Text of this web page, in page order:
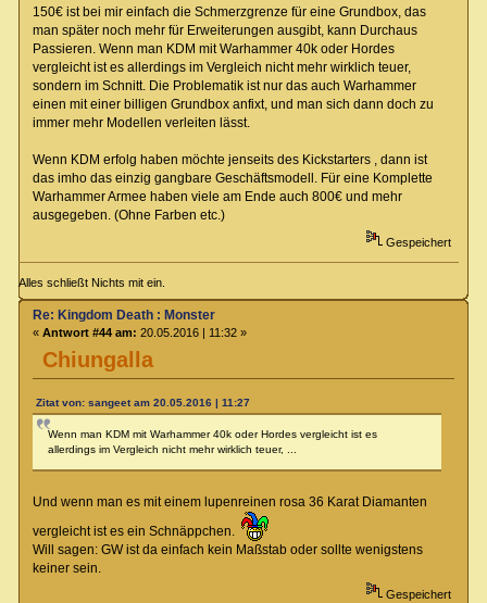
150€ ist bei mir einfach die Schmerzgrenze für eine Grundbox, das
man später noch mehr für Erweiterungen ausgibt, kann Durchaus
Passieren. Wenn man KDM mit Warhammer 40k oder Hordes
vergleicht ist es allerdings im Vergleich nicht mehr wirklich teuer,
sondern im Schnitt. Die Problematik ist nur das auch Warhammer
einen mit einer billigen Grundbox anfixt, und man sich dann doch zu
immer mehr Modellen verleiten lässt.
Wenn KDM erfolg haben möchte jenseits des Kickstarters , dann ist
das imho das einzig gangbare Geschäftsmodell. Für eine Komplette
Warhammer Armee haben viele am Ende auch 800€ und mehr
ausgegeben. (Ohne Farben etc.)
Gespeichert
Alles schließt Nichts mit ein.
Chiungalla
Re: Kingdom Death : Monster
« Antwort #44 am: 20.05.2016 | 11:32 »
Zitat von: sangeet am 20.05.2016 | 11:27
Wenn man KDM mit Warhammer 40k oder Hordes vergleicht ist es
allerdings im Vergleich nicht mehr wirklich teuer, ...
Und wenn man es mit einem lupenreinen rosa 36 Karat Diamanten
vergleicht ist es ein Schnäppchen.
Will sagen: GW ist da einfach kein Maßstab oder sollte wenigstens
keiner sein.
Gespeichert